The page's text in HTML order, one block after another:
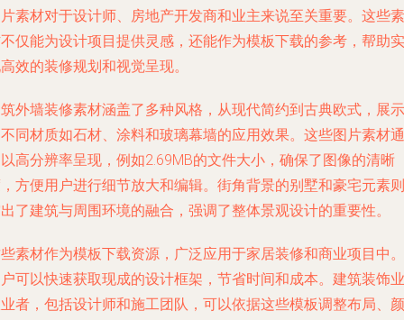
素材对于设计师、房地产开发商和业主来说至关重要。这些素
仅能为设计项目提供灵感，还能作为模板下载的参考，帮助实
效的装修规划和视觉呈现。
外墙装修素材涵盖了多种风格，从现代简约到古典欧式，展示
同材质如石材、涂料和玻璃幕墙的应用效果。这些图片素材通
高分辨率呈现，例如2.69MB的文件大小，确保了图像的清晰
方便用户进行细节放大和编辑。街角背景的别墅和豪宅元素则
了建筑与周围环境的融合，强调了整体景观设计的重要性。
素材作为模板下载资源，广泛应用于家居装修和商业项目中。
可以快速获取现成的设计框架，节省时间和成本。建筑装饰业
者，包括设计师和施工团队，可以依据这些模板调整布局、颜